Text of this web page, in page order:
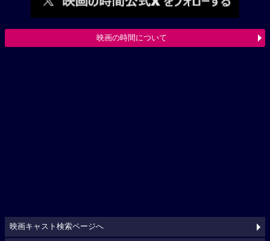
映画の時間について
映画キャスト検索ページへ